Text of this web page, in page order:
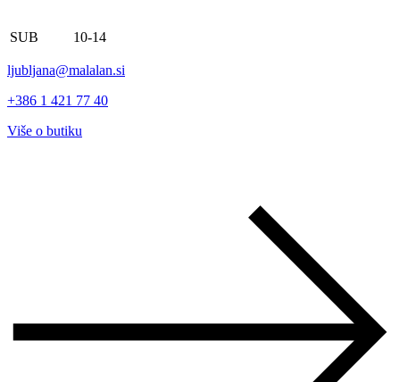
SUB 10-14
ljubljana@malalan.si
+386 1 421 77 40
Više o butiku